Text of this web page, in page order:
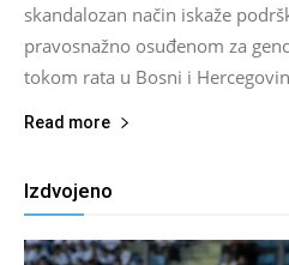
skandalozan način iskaže
pravosnažno osuđenom za
tokom rata u Bosni i
Read more
Izdvojeno